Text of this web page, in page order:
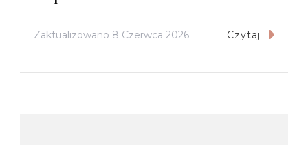
Zaktualizowano 8 Czerwca 2026 Czytaj